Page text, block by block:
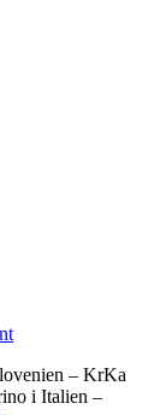
– KrKa
i Italien –